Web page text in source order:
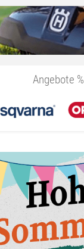
Angebote %